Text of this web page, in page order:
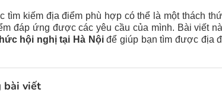
tìm kiếm địa điểm phù hợp có thể là một thách
đáp ứng được các yêu cầu của mình. Bài viết
hội nghị tại Hà Nộiđể giúp bạn tìm được địa
bài viết